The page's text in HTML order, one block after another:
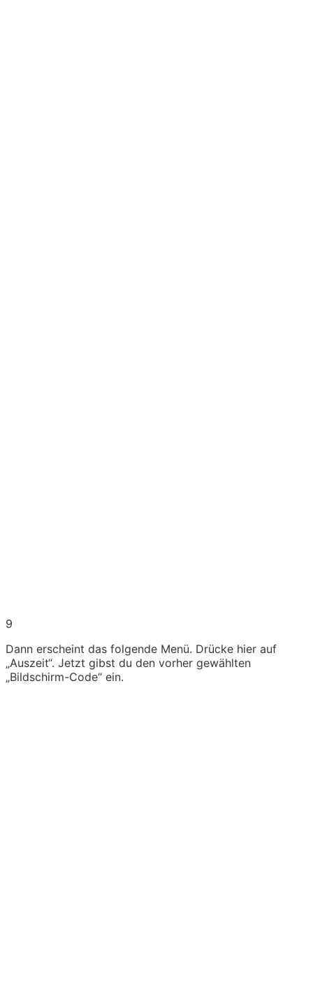
9
Dann erscheint das folgende Menü. Drücke hier auf
„Auszeit“. Jetzt gibst du den vorher gewählten
„Bildschirm-Code“ ein.